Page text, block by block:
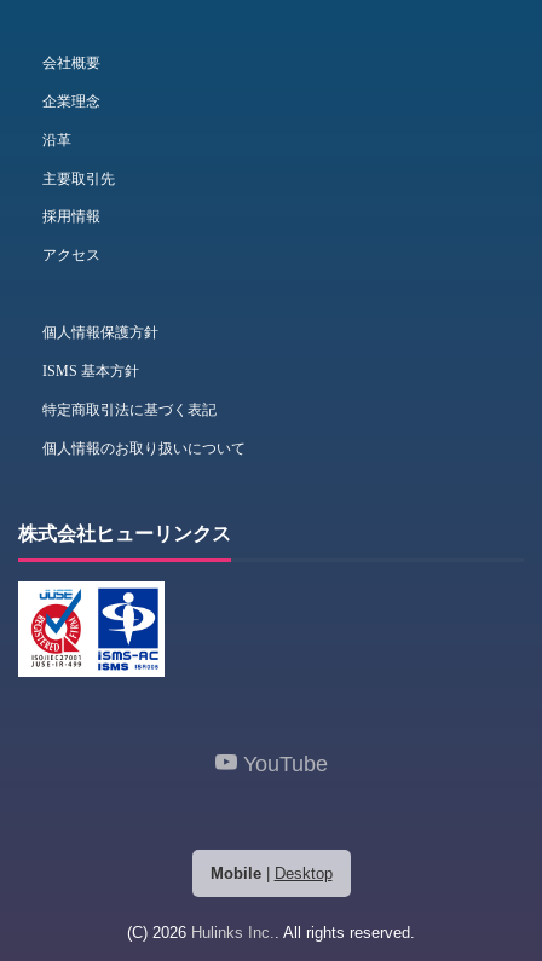
会社概要
企業理念
沿革
主要取引先
採用情報
アクセス
個人情報保護方針
ISMS 基本方針
特定商取引法に基づく表記
個人情報のお取り扱いについて
株式会社ヒューリンクス
YouTube
Mobile| Desktop
(C) 2026 Hulinks Inc. . All rights reserved.